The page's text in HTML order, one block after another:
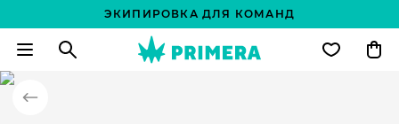
ЭКИПИРОВКА ДЛЯ КОМАНД